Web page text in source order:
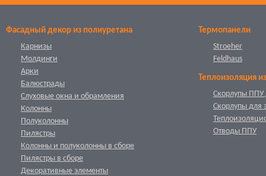
Фасадный декор из полиуретана
Карнизы
Молдинги
Арки
Балюстрады
Слуховые окна и обрамления
Колонны
Полуколонны
Пилястры
Колонны и полуколонны в сборе
Пилястры в сборе
Декоративные элементы
Термопанели
Stroeher
Feldhaus
Теплоизоляция
Скорлупы ППУ
Скорлупы для
Отводы ППУ